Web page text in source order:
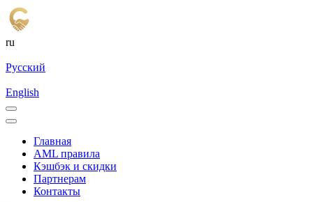
ru
Русский
English
Главная
AML правила
Кэшбэк и cкидки
Партнерам
Контакты